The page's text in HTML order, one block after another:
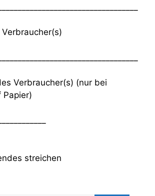
Verbraucher(s) (nur bei
Papier)
streichen